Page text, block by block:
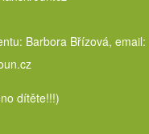
Barbora Břízová,
dítěte!!!)